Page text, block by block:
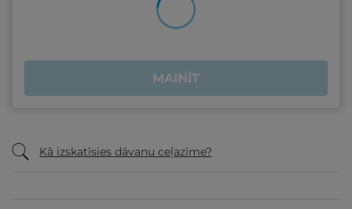
MAINĪT
Kā izskatīsies dāvanu ceļazīme?